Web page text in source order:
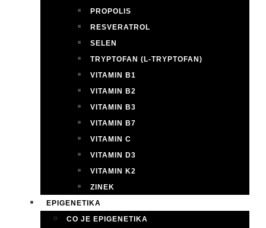
PROPOLIS
RESVERATROL
SELEN
TRYPTOFAN (L-TRYPTOFAN)
VITAMIN B1
VITAMIN B2
VITAMIN B3
VITAMIN B7
VITAMIN C
VITAMIN D3
VITAMIN K2
ZINEK
EPIGENETIKA
CO JE EPIGENETIKA